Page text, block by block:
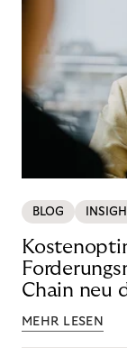
BLOG
Chain neu
MEHR LESEN